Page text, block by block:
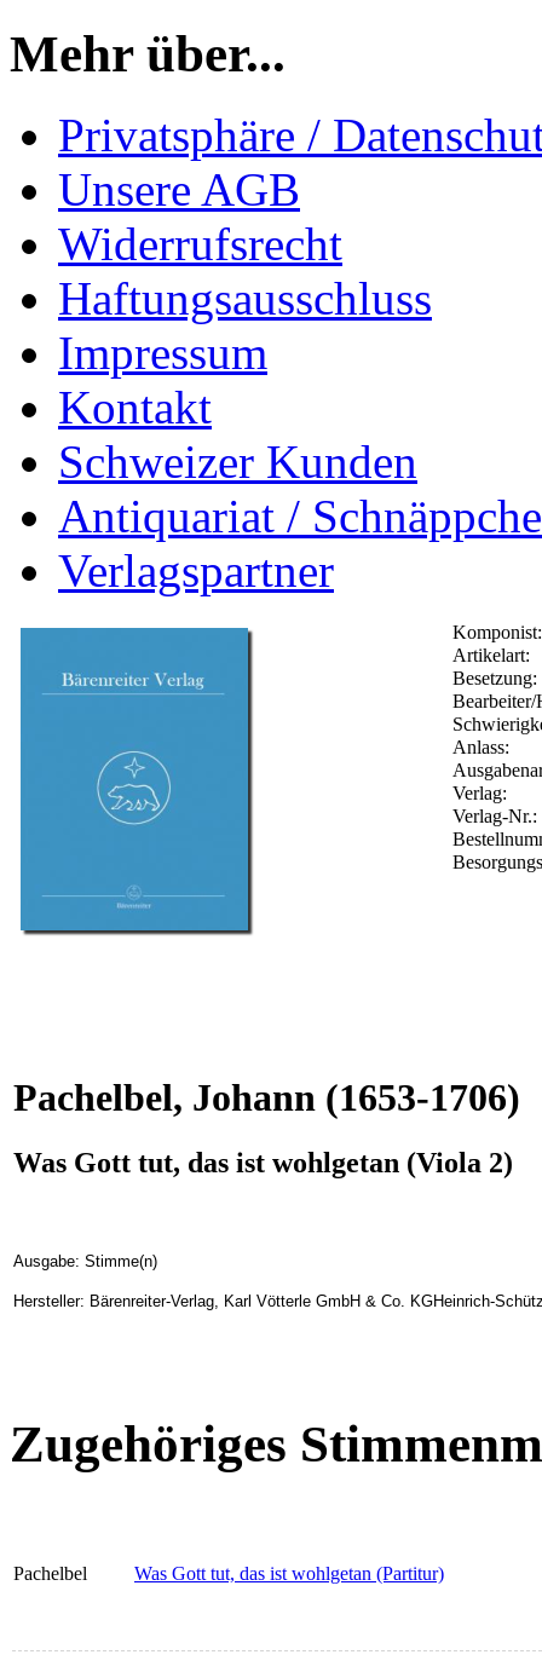
Mehr über...
Privatsphäre /
Unsere AGB
Widerrufsrecht
Haftungsausschluss
Impressum
Kontakt
Schweizer Kunden
Antiquariat /
Verlagspartner
Komponist:
Artikelart:
Besetzung:
Bearbeiter/
Anlass:
Verlag:
Verlag-Nr.:
Pachelbel, Johann (1653-1706)
Was Gott tut, das ist wohlgetan (Viola 2)
Ausgabe: Stimme(n)
Hersteller: Bärenreiter-Verlag, Karl Vötterle GmbH & Co. KGHeinrich-
Zugehöriges
Pachelbel Was Gott tut, das ist wohlgetan (Partitur)